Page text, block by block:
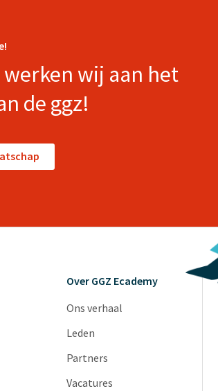
wij aan het
de ggz!
Over GGZ Ecademy
Ons verhaal
Leden
Partners
Vacatures